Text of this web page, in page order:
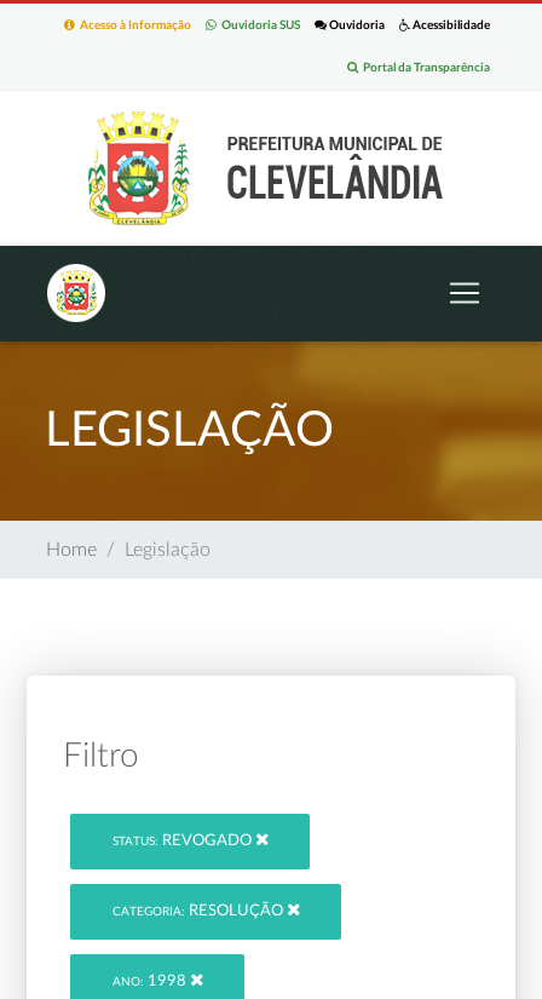
Acessibilidade
Ouvidoria
Ouvidoria SUS
Acesso à Informação
Portal da Transparência
LEGISLAÇÃO
Home Legislação
Filtro
STATUS: REVOGADO
CATEGORIA: RESOLUÇÃO
ANO: 1998